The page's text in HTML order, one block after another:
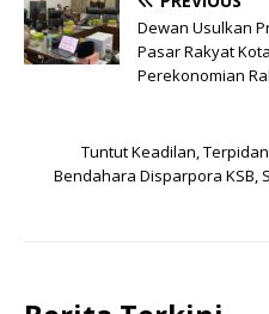
Dewan Usulkan
Pasar Rakyat
Perekonomian
Tuntut Keadilan,
Bendahara Disparpora KSB,